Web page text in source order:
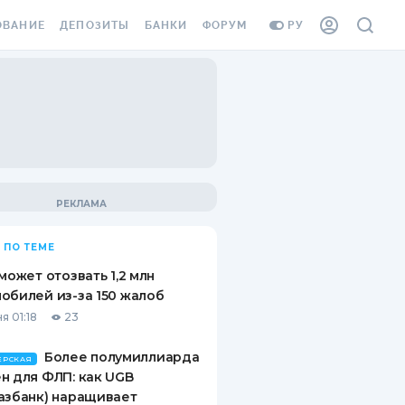
РУ
ВИНЬЕТКА
ОТ
СЛУЧАЕВ
ДЕПОЗИТЫ
ВОПРОСЫ И ОТВЕТЫ
ДЕПОЗИТНЫЙ КАЛЬКУЛЯТОР
ПУТЕВОДИТЕЛИ ПО
БАНКИ ФОРУМ
ПО ТЕМЕ
отозвать 1,2 млн
из-за 150 жалоб
01:18 23
Более полумиллиарда
для ФЛП: как UGB
наращивает